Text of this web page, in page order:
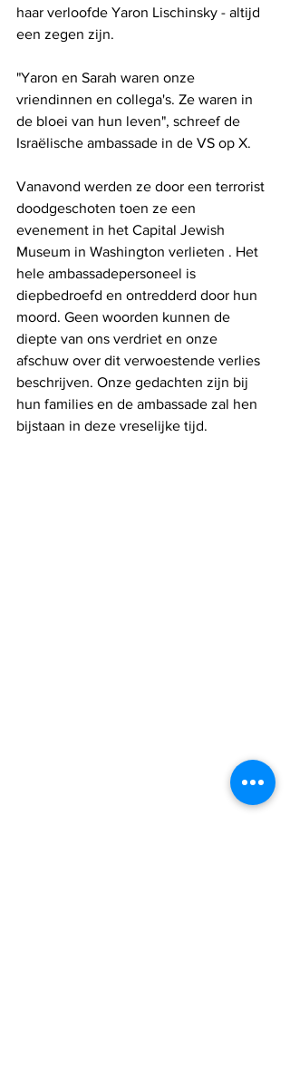
haar verloofde Yaron Lischinsky - altijd
een zegen zijn.
"Yaron en Sarah waren onze
vriendinnen en collega's. Ze waren in
de bloei van hun leven", schreef de
Israëlische ambassade in de VS op X.
Vanavond werden ze door een terrorist
doodgeschoten toen ze een
evenement in het Capital Jewish
Museum in Washington verlieten . Het
hele ambassadepersoneel is
diepbedroefd en ontredderd door hun
moord. Geen woorden kunnen de
diepte van ons verdriet en onze
afschuw over dit verwoestende verlies
beschrijven. Onze gedachten zijn bij
hun families en de ambassade zal hen
bijstaan ​​in deze vreselijke tijd.